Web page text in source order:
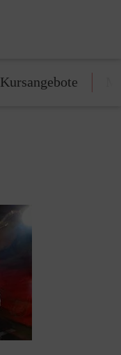
Kursangebote